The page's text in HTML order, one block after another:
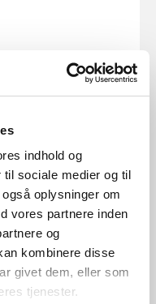
indhold og
sociale medier og til
oplysninger om
vores partnere inden
og
kombinere disse
givet dem, eller som
tjenester.
| Plafonnier | Laiton
d’article 2010656047